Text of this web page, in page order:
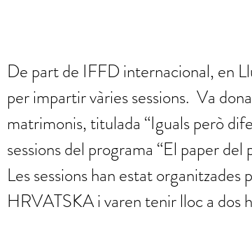
De part de IFFD internacional, en
per impartir vàries sessions.  Va
matrimonis, titulada “Iguals però
sessions del programa “El paper
Les sessions han estat
HRVATSKA i varen tenir lloc a dos